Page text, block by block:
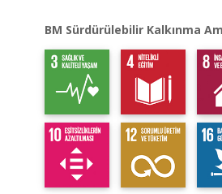
BM Sürdürülebilir Kalkınma